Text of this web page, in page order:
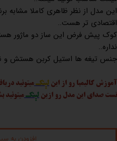
این مدل از نظر ظاهری کاملا مشابه
اقتصادی تر هست..
کوک پیش فرض این ساز دو ماژور
نداره..
جنس تیغه ها استیل کربن هستش و
آموزش کالیمبا رو از اینلینکمیتونید
تست صدای این مدل رو ازینلینکمیتونید